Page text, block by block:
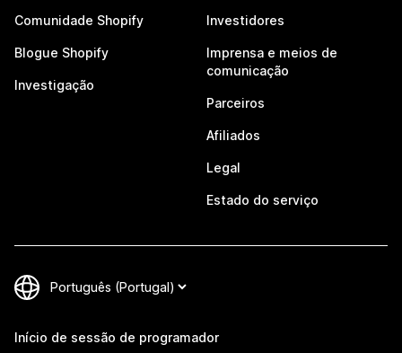
Comunidade Shopify
Blogue Shopify
Investigação
Investidores
Imprensa e meios de
comunicação
Parceiros
Afiliados
Legal
Estado do serviço
Início de sessão de programador